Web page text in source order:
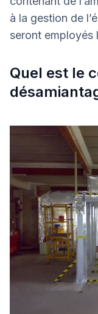
à la gestion de
seront employés
Quel est le